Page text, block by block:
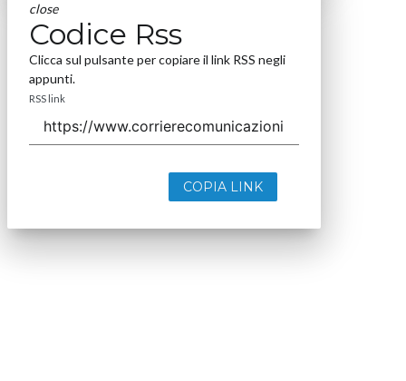
close
Codice Rss
Clicca sul pulsante per copiare il link RSS negli
appunti.
RSS link
COPIA LINK